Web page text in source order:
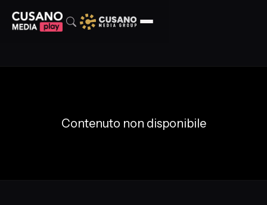
Contenuto non disponibile